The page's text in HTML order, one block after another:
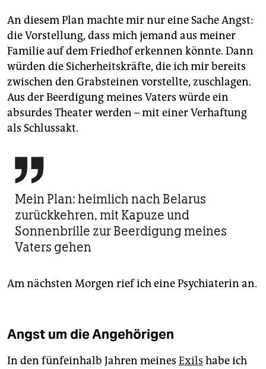
An diesem Plan machte mir nur eine Sache Angst:
die Vorstellung, dass mich jemand aus meiner
Familie auf dem Friedhof erkennen könnte. Dann
würden die Sicherheitskräfte, die ich mir bereits
zwischen den Grabsteinen vorstellte, zuschlagen.
Aus der Beerdigung meines Vaters würde ein
absurdes Theater werden – mit einer Verhaftung
als Schlussakt.

Mein Plan: heimlich nach Belarus
zurückkehren, mit Kapuze und
Sonnenbrille zur Beerdigung meines
Vaters gehen
Am nächsten Morgen rief ich eine Psychiaterin an.
Angst um die Angehörigen
In den fünfeinhalb Jahren meines Exils habe ich